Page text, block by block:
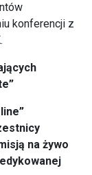
konferencji z
na żywo